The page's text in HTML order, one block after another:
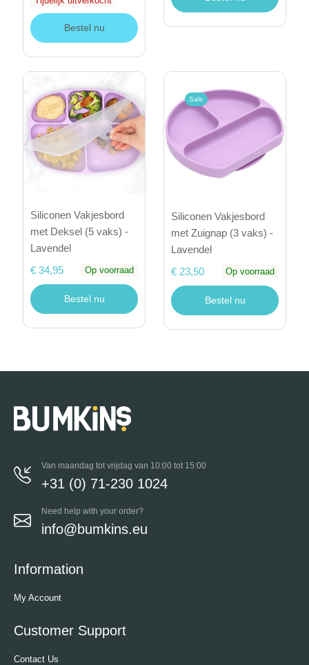
Bestel nu
Siliconen Vakjesbord
met Deksel (5 vaks) -
Lavendel
€ 34,95
Op voorraad
Bestel nu
Sale
Siliconen Vakjesbord
met Zuignap (3 vaks) -
Lavendel
€ 23,50
Op voorraad
Bestel nu
Van maandag tot vrijdag van 10:00 tot 15:00
+31 (0) 71-230 1024
Need help with your order?
info@bumkins.eu
Information
My Account
Customer Support
Contact Us